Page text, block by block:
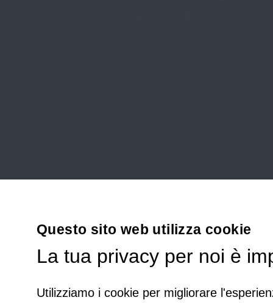
Questo sito web utilizza cookie
La tua privacy per noi è
Utilizziamo i cookie per migliorare